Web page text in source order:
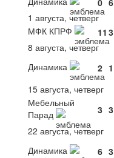
1 августа, четверг
МФК КПРФ
11 3
8 августа, четверг
Динамика
2 1
15 августа, четверг
Мебельный
Парад
3 3
22 августа, четверг
Динамика
6 3